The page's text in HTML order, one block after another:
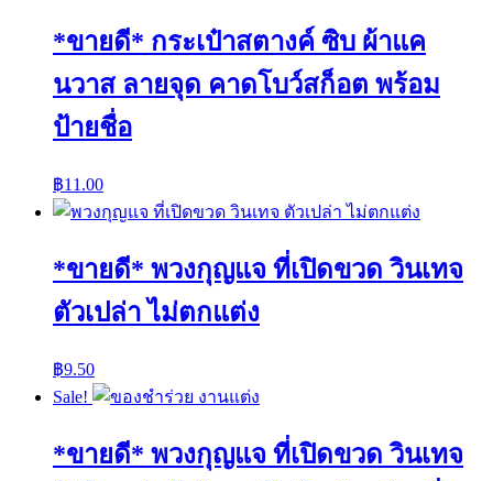
*ขายดี* กระเป๋าสตางค์ ซิบ ผ้าแค
นวาส ลายจุด คาดโบว์สก็อต พร้อม
ป้ายชื่อ
฿11.00
*ขายดี* พวงกุญแจ ที่เปิดขวด วินเทจ
ตัวเปล่า ไม่ตกแต่ง
฿9.50
Sale!
*ขายดี* พวงกุญแจ ที่เปิดขวด วินเทจ